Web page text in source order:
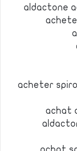
aldactone
acheter
achat